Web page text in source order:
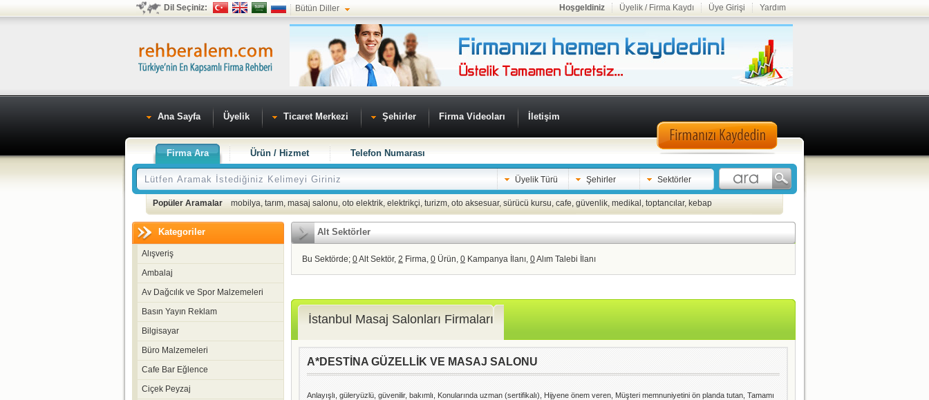
Dil Seçiniz: Bütün Diller Hoşgeldiniz Üyelik / Firma Kaydı Üye Girişi Yardım
Ana Sayfa Üyelik Ticaret Merkezi Şehirler Firma Videoları İletişim
Firma Ara Ürün / Hizmet Telefon Numarası
Üyelik Türü Şehirler Sektörler
Popüler Aramalar mobilya, tarım, masaj salonu, oto elektrik, elektrikçi, turizm, oto aksesuar, sürücü kursu, cafe, güvenlik, medikal , toptancılar, kebap
Kategoriler
Alışveriş
Ambalaj
Av Dağcılık ve Spor Malzemeleri
Basın Yayın Reklam
Bilgisayar
Büro Malzemeleri
Cafe Bar Eğlence
Ciçek Peyzaj
Alt Sektörler
Bu Sektörde; 0Alt Sektör, 2 Firma, 0 Ürün, 0 Kampanya İlanı, 0Alım Talebi İlanı
İstanbul Masaj Salonları Firmaları
A*DESTİNA GÜZELLİK VE MASAJ SALONU
Anlayışlı, güleryüzlü, güvenilir, bakımlı, Konularında uzman (sertifikalı), Hijyene önem veren, Müşteri memnuniyetini ön planda tutan, Tamamı